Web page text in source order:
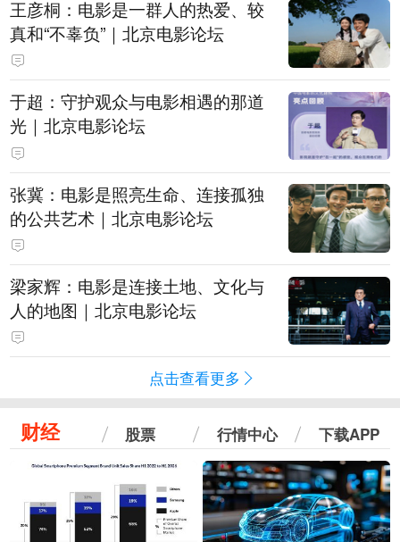
王彦桐：电影是一群人的热爱、较
真和“不辜负”｜北京电影论坛
于超：守护观众与电影相遇的那道
光｜北京电影论坛
张冀：电影是照亮生命、连接孤独
的公共艺术｜北京电影论坛
梁家辉：电影是连接土地、文化与
人的地图｜北京电影论坛
点击查看更多
财经 股票 行情中心 下载APP